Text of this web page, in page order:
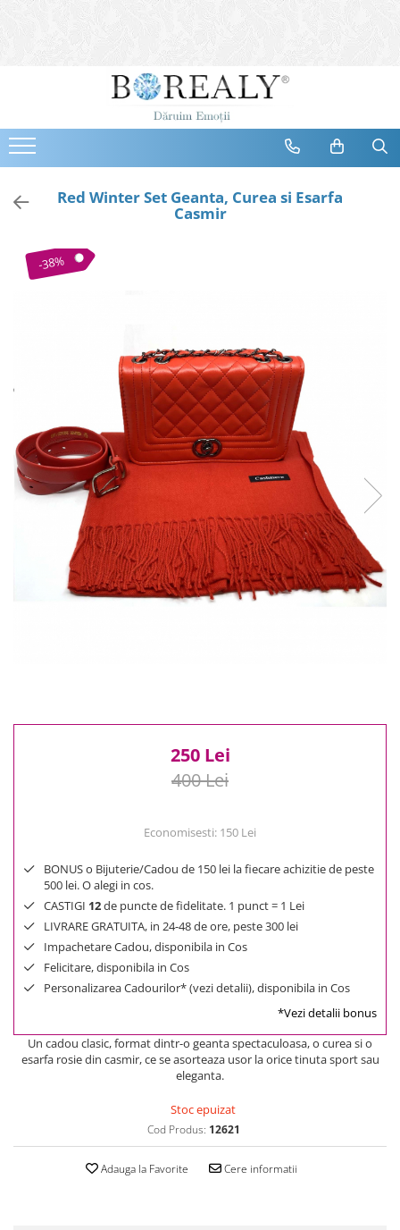
Bijuterii
Cercei
Bratari
Coliere
Tiare
Selectii
Cele mai noi
Cele mai vandute
Cele mai votate
0 Lei - 100 Lei
100 Lei - 200 Lei
200 Lei - 300 Lei
Red Winter Set Geanta, Curea si Esarfa
Casmir
-38%
250 Lei
400 Lei
Economisesti: 150 Lei
BONUS o Bijuterie/Cadou de 150 lei la fiecare achizitie de peste
500 lei. O alegi in cos.
CASTIGI 12de puncte de fidelitate. 1 punct = 1 Lei
LIVRARE GRATUITA, in 24-48 de ore, peste 300 lei
Impachetare Cadou, disponibila in Cos
Felicitare, disponibila in Cos
Personalizarea Cadourilor* (vezi detalii), disponibila in Cos
*Vezi detalii bonus
Un cadou clasic, format dintr-o geanta spectaculoasa, o curea si o
esarfa rosie din casmir, ce se asorteaza usor la orice tinuta sport sau
eleganta.
Stoc epuizat
Cod Produs: 12621
Adauga la Favorite Cere informatii